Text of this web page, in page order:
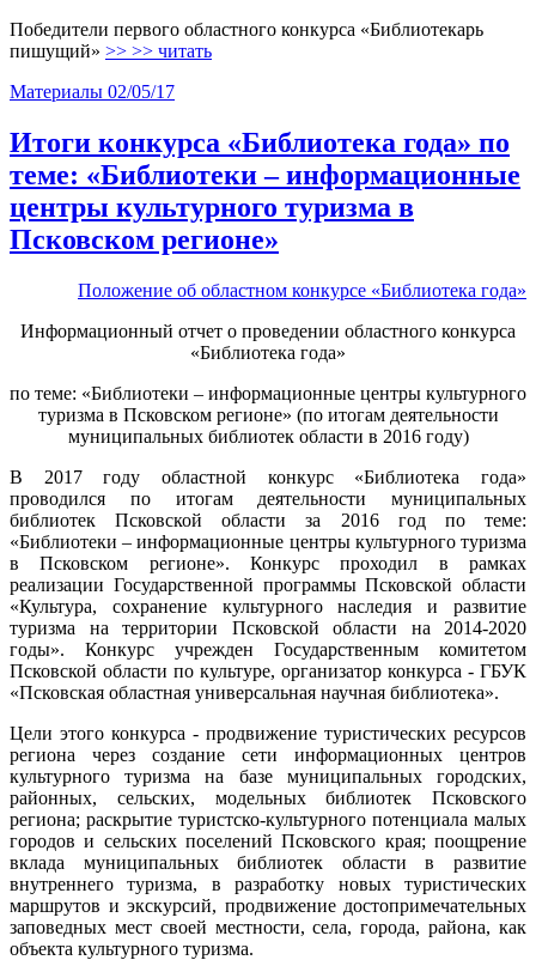
Победители первого областного конкурса «Библиотекарь
пишущий» >> >> читать
Материалы 02/05/17
Итоги конкурса «Библиотека года» по
теме: «Библиотеки – информационные
центры культурного туризма в
Псковском регионе»
Положение об областном конкурсе «Библиотека года»
Информационный отчет о проведении областного конкурса
«Библиотека года»
по теме: «Библиотеки – информационные центры культурного
туризма в Псковском регионе» (по итогам деятельности
муниципальных библиотек области в 2016 году)
В 2017 году областной конкурс «Библиотека года»
проводился по итогам деятельности муниципальных
библиотек Псковской области за 2016 год по теме:
«Библиотеки – информационные центры культурного туризма
в Псковском регионе». Конкурс проходил в рамках
реализации Государственной программы Псковской области
«Культура, сохранение культурного наследия и развитие
туризма на территории Псковской области на 2014-2020
годы». Конкурс учрежден Государственным комитетом
Псковской области по культуре, организатор конкурса - ГБУК
«Псковская областная универсальная научная библиотека».
Цели этого конкурса - продвижение туристических ресурсов
региона через создание сети информационных центров
культурного туризма на базе муниципальных городских,
районных, сельских, модельных библиотек Псковского
региона; раскрытие туристско-культурного потенциала малых
городов и сельских поселений Псковского края; поощрение
вклада муниципальных библиотек области в развитие
внутреннего туризма, в разработку новых туристических
маршрутов и экскурсий, продвижение достопримечательных
заповедных мест своей местности, села, города, района, как
объекта культурного туризма.